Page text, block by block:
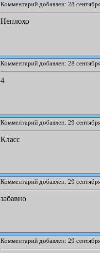
Комментарий добавлен: 28
Неплохо
Комментарий добавлен: 28
4
Комментарий добавлен: 29
Класс
Комментарий добавлен: 29
забавно
Комментарий добавлен: 29